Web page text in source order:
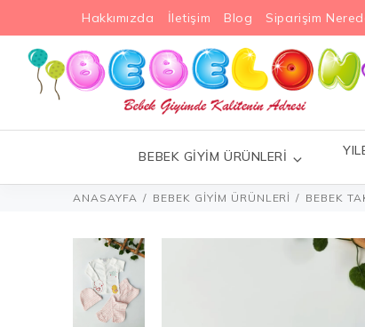
Hakkımızda İletişim Blog Siparişim
BEBEK GİYİM ÜRÜNLERİ
ANASAYFA BEBEK GİYİM ÜRÜNLERİ BEBEK